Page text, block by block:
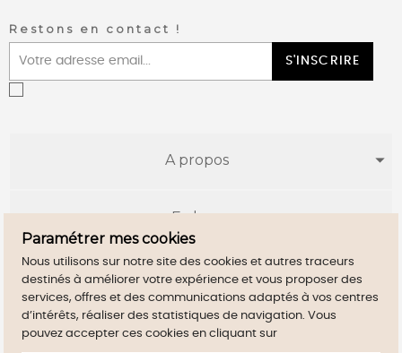
Restons en contact !
S'INSCRIRE
A propos
E-shop
Infos utiles
Paramétrer mes cookies
Nous utilisons sur notre site des cookies et autres traceurs
destinés à améliorer votre expérience et vous proposer des
services, offres et des communications adaptés à vos centres
d’intérêts, réaliser des statistiques de navigation. Vous
pouvez accepter ces cookies en cliquant sur